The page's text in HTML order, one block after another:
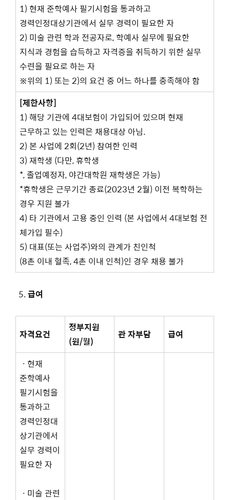
1) 현재 준학예사 필기시험을 통과하고
경력인정대상기관에서 실무 경력이 필요한 자
2) 미술 관련 학과 전공자로, 학예사 실무에 필요한
지식과 경험을 습득하고 자격증을 취득하기 위한 실무
수련을 필요로 하는 자
※위의 1) 또는 2)의 요건 중 어느 하나를 충족해야 함
[제한사항]
1) 해당 기관에 4대보험이 가입되어 있으며 현재
근무하고 있는 인력은 채용대상 아님.
2) 본 사업에 2회(2년) 참여한 인력
3) 재학생 (다만, 휴학생
*, 졸업예정자, 야간대학원 재학생은 가능)
*휴학생은 근무기간 종료(2023년 2월) 이전 복학하는
경우 지원 불가
4) 타 기관에서 고용 중인 인력 (본 사업에서 4대보험 전
체가입 필수)
5) 대표(또는 사업주)와의 관계가 친인척
(8촌 이내 혈족, 4촌 이내 인척)인 경우 채용 불가
급여
자격요건
정부지원
(원/월)
관 자부담 급여
ㆍ현재
준학예사
필기시험을
통과하고
경력인정대
상기관에서
실무 경력이
필요한 자
ㆍ미술 관련